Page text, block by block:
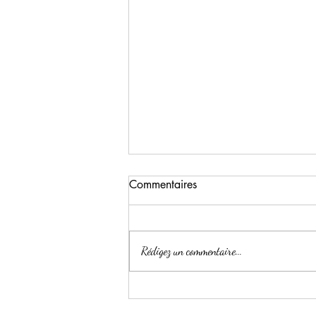
Pizzas
Commentaires
Rédigez un commentaire...